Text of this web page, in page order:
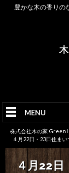
豊かな木の香りの
MENU
株式会社木の家 Green
４月22日・23日住ま
４月22日